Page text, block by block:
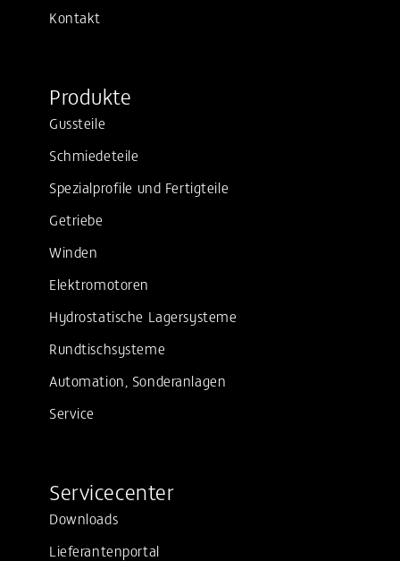
Kontakt
Produkte
Gussteile
Schmiedeteile
Spezialprofile und Fertigteile
Getriebe
Winden
Elektromotoren
Hydrostatische Lagersysteme
Rundtischsysteme
Automation, Sonderanlagen
Service
Servicecenter
Downloads
Lieferantenportal